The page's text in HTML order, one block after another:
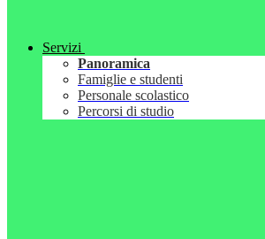
Servizi
Panoramica
Famiglie e studenti
Personale scolastico
Percorsi di studio